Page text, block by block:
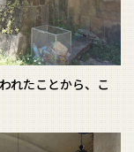
れたことから、こ